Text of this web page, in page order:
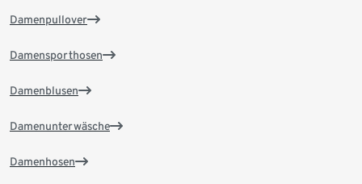
Damenpullover
Damensporthosen
Damenblusen
Damenunterwäsche
Damenhosen